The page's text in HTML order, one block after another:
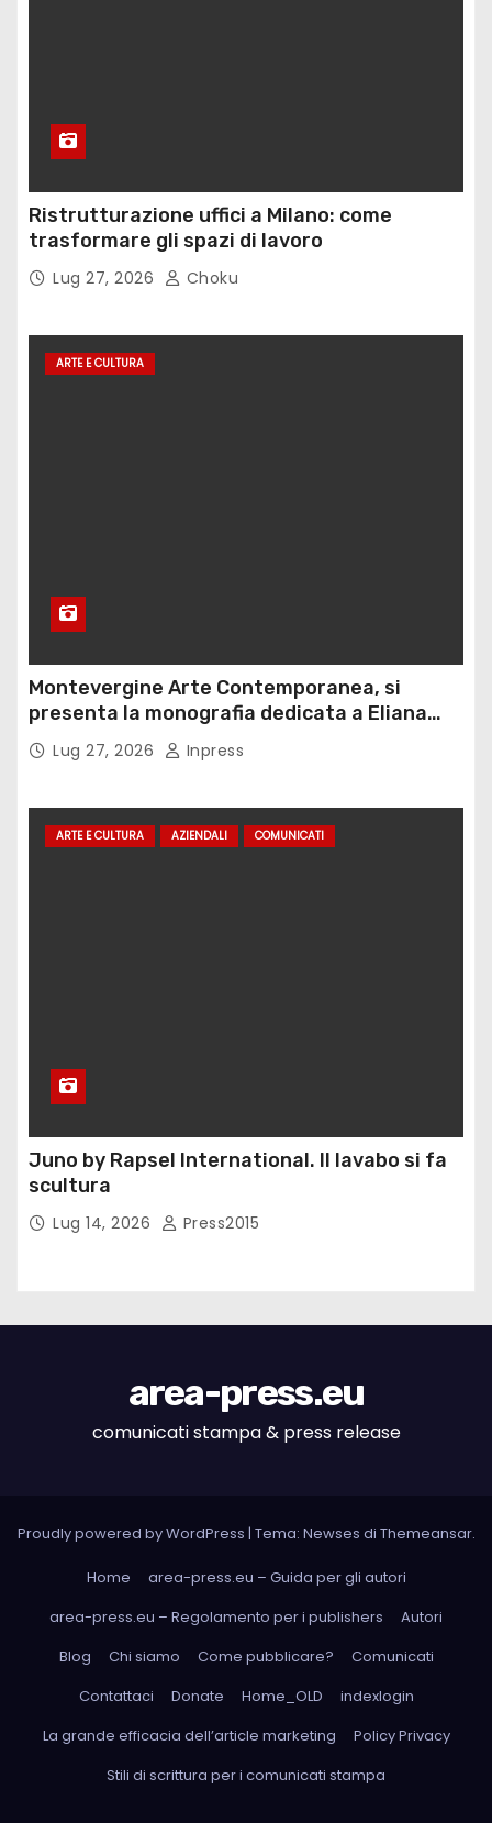
Ristrutturazione uffici a Milano: come
trasformare gli spazi di lavoro
Lug 27, 2026 Choku
ARTE E CULTURA
Montevergine Arte Contemporanea, si
presenta la monografia dedicata a Eliana
Adorno
Lug 27, 2026 Inpress
ARTE E CULTURA AZIENDALI COMUNICATI
Juno by Rapsel International. Il lavabo si fa
scultura
Lug 14, 2026 Press2015
area-press.eu
comunicati stampa & press release
Proudly powered by WordPress | Tema: Newses di Themeansar.
Home
area-press.eu – Guida per gli autori
area-press.eu – Regolamento per i publishers
Autori
Blog
Chi siamo Come pubblicare?
Comunicati
Contattaci
Donate Home_OLD
indexlogin
La grande efficacia dell’article marketing
Policy Privacy
Stili di scrittura per i comunicati stampa